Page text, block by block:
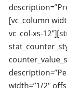
[vc_column
vc_col-xs-
width=”1/2″